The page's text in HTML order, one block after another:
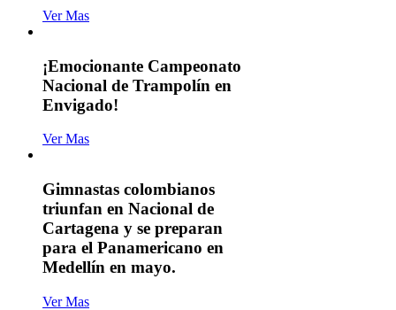
Ver Mas
¡Emocionante Campeonato
Nacional de Trampolín en
Envigado!
Ver Mas
Gimnastas colombianos
triunfan en Nacional de
Cartagena y se preparan
para el Panamericano en
Medellín en mayo.
Ver Mas